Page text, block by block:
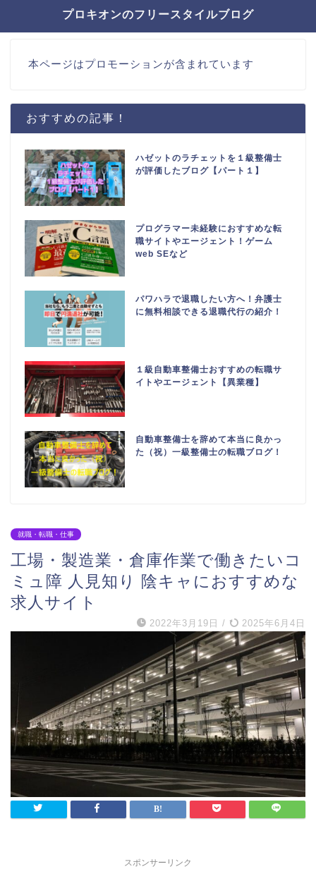
プロキオンのフリースタイルブログ
本ページはプロモーションが含まれています
おすすめの記事！
ハゼットのラチェットを１級整備士
が評価したブログ【パート１】
プログラマー未経験におすすめな転
職サイトやエージェント！ゲーム
web SEなど
パワハラで退職したい方へ！弁護士
に無料相談できる退職代行の紹介！
１級自動車整備士おすすめの転職サ
イトやエージェント【異業種】
自動車整備士を辞めて本当に良かっ
た（祝）一級整備士の転職ブログ！
就職・転職・仕事
工場・製造業・倉庫作業で働きたいコ
ミュ障 人見知り 陰キャにおすすめな
求人サイト
2022年3月19日 / 2025年6月4日
スポンサーリンク